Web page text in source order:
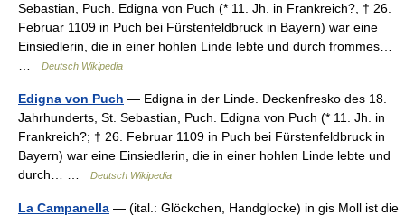
Sebastian, Puch. Edigna von Puch (* 11. Jh. in Frankreich?, † 26.
Februar 1109 in Puch bei Fürstenfeldbruck in Bayern) war eine
Einsiedlerin, die in einer hohlen Linde lebte und durch frommes…
Deutsch Wikipedia
Edigna von Puch — Edigna in der Linde. Deckenfresko des 18.
Jahrhunderts, St. Sebastian, Puch. Edigna von Puch (* 11. Jh. in
Frankreich?; † 26. Februar 1109 in Puch bei Fürstenfeldbruck in
Bayern) war eine Einsiedlerin, die in einer hohlen Linde lebte und
durch… …
Deutsch Wikipedia
La Campanella — (ital.: Glöckchen, Handglocke) in gis Moll ist die